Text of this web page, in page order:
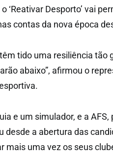
‘Reativar Desporto’ vai
contas da nova época
tido uma resiliência tão
abaixo”, afirmou o
e um simulador, e a
desde a abertura das
mais uma vez os seus